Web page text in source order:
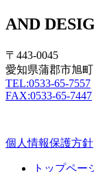
AND
〒443-0045
愛知県蒲郡市旭町
TEL:0533-65-7557
FAX:0533-65-7447
個人情報保護方針
トップペー